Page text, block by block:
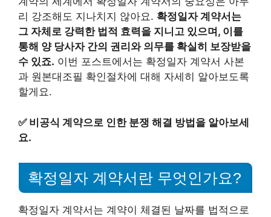
리 강조해도 지나치지 않아요. 확정일자 계약서는
그 자체로 강력한 법적 효력을 지니고 있으며, 이를
통해 양 당사자 간의 권리와 의무를 확실히 보장받을
수 있죠. 이번 포스트에서는 확정일자 계약서 사본
과 원본대조필 확인절차에 대해 자세히 알아보도록
할게요.
✅ 비공식 계약으로 인한 분쟁 해결 방법을 알아보세
요.
확정일자 계약서란 무엇인가요?
확정일자 계약서는 계약이 체결된 날짜를 법적으로